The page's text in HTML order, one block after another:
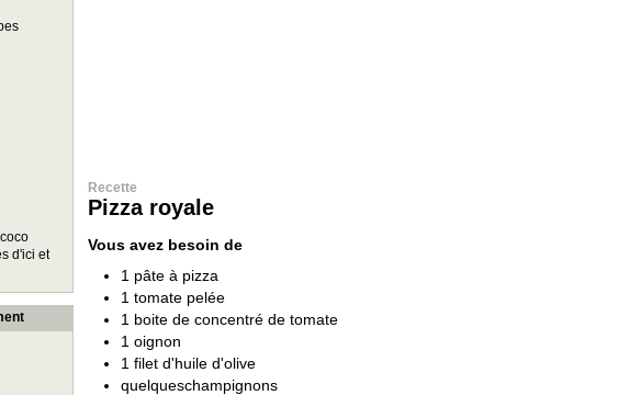
d'ici et
Recette
Pizza royale
Vous avez besoin de
1 pâte à pizza
1 tomate pelée
1 boite de concentré de tomate
1 oignon
1 filet d'huile d'olive
quelqueschampignons